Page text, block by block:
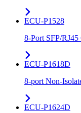
ECU-P1528
8-Port SFP/
ECU-P1618D
8-port Non-
ECU-P1624D